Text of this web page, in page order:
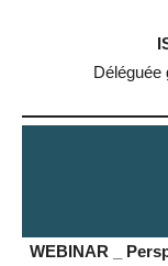
Déléguée
WEBINAR _